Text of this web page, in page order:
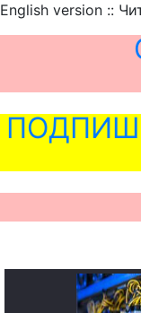
English version ::